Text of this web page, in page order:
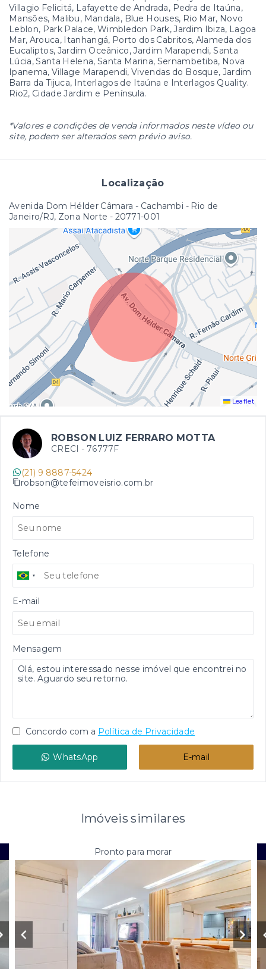
Villagio Felicitá, Lafayette de Andrada, Pedra de Itaúna,
Mansões, Malibu, Mandala, Blue Houses, Rio Mar, Novo
Leblon, Park Palace, Wimbledon Park, Jardim Ibiza, Lagoa
Mar, Arouca, Itanhangá, Porto dos Cabritos, Alameda dos
Eucaliptos, Jardim Oceânico, Jardim Marapendi, Santa
Lúcia, Santa Helena, Santa Marina, Sernambetiba, Nova
Ipanema, Village Marapendi, Vivendas do Bosque, Jardim
Barra da Tijuca, Interlagos de Itaúna e Interlagos Quality.
Rio2, Cidade Jardim e Península.
*Valores e condições de venda informados neste vídeo ou
site, podem ser alterados sem prévio aviso.
Localização
Avenida Dom Hélder Câmara - Cachambi - Rio de
Janeiro/RJ, Zona Norte - 20771-001
Leaflet
ROBSON LUIZ FERRARO MOTTA
CRECI - 76777F
(21) 9 8887-5424
robson@tefeimoveisrio.com.br
Nome
Telefone
E-mail
Mensagem
Concordo com a Política de Privacidade
WhatsApp E-mail
Imóveis similares
Pronto para morar